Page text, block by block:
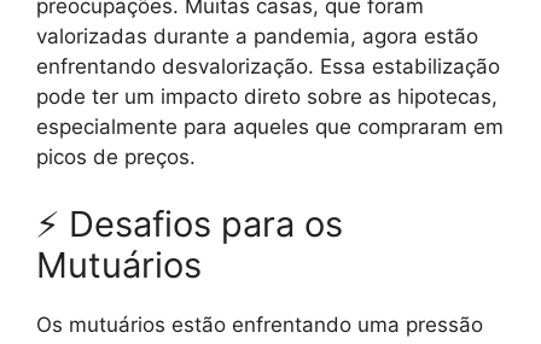
preocupações. Muitas casas, que foram
valorizadas durante a pandemia, agora estão
enfrentando desvalorização. Essa estabilização
pode ter um impacto direto sobre as hipotecas,
especialmente para aqueles que compraram em
picos de preços.
⚡ Desafios para os
Mutuários
Os mutuários estão enfrentando uma pressão